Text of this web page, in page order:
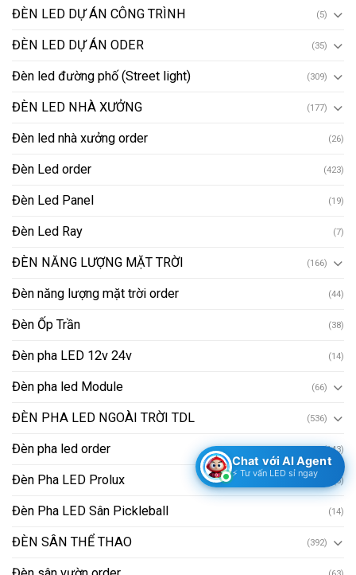
ĐÈN LED DỰ ÁN CÔNG TRÌNH (5)
ĐÈN LED DỰ ÁN ODER (35)
Đèn led đường phố (Street light) (309)
ĐÈN LED NHÀ XƯỞNG (177)
Đèn led nhà xưởng order (26)
Đèn Led order (423)
Đèn Led Panel (19)
Đèn Led Ray (7)
ĐÈN NĂNG LƯỢNG MẶT TRỜI (166)
Đèn năng lượng mặt trời order (44)
Đèn Ốp Trần (38)
Đèn pha LED 12v 24v (14)
Đèn pha led Module (66)
ĐÈN PHA LED NGOÀI TRỜI TDL (536)
Đèn pha led order (143)
Đèn Pha LED Prolux (8)
Đèn Pha LED Sân Pickleball (14)
ĐÈN SÂN THỂ THAO (392)
Chat với AI Agent
⚡ Tư vấn LED sỉ ngay